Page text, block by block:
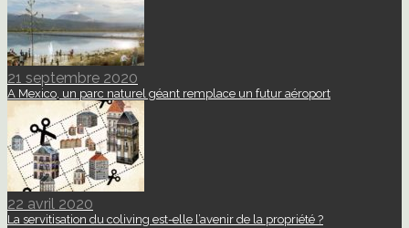
21 septembre 2020
A Mexico, un parc naturel géant remplace un futur aéroport
22 avril 2020
La servitisation du coliving est-elle l’avenir de la propriété ?